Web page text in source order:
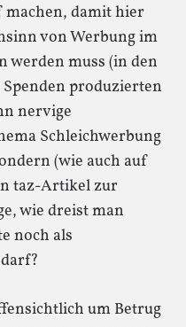
machen, damit hier
von Werbung im
werden muss (in den
Spenden produzierten
nervige
Schleichwerbung
(wie auch auf
taz-Artikel zur
wie dreist man
noch als
um Betrug